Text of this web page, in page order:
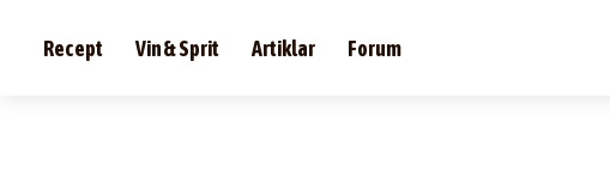
Recept Vin & Sprit Artiklar Forum